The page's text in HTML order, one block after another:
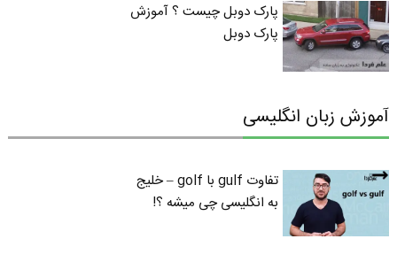
پارک دوبل چیست ؟ آموزش
پارک دوبل
آموزش زبان انگلیسی
تفاوت gulf با golf – خلیج
به انگلیسی چی میشه ؟!